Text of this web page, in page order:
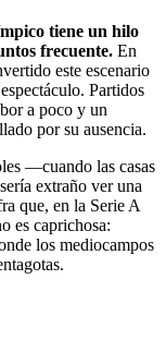
tiene un hilo
frecuente. En
este escenario
Partidos
a poco y un
por su ausencia.
—cuando las casas
extraño ver una
que, en la Serie A
es caprichosa:
los mediocampos